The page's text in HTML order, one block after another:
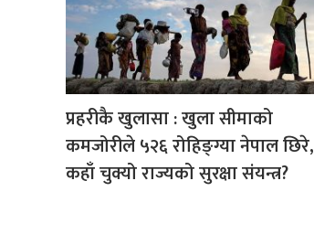
प्रहरीकै खुलासा : खुला सीमाको
कमजोरीले ५२६ रोहिङ्ग्या नेपाल छिरे,
कहाँ चुक्यो राज्यको सुरक्षा संयन्त्र?